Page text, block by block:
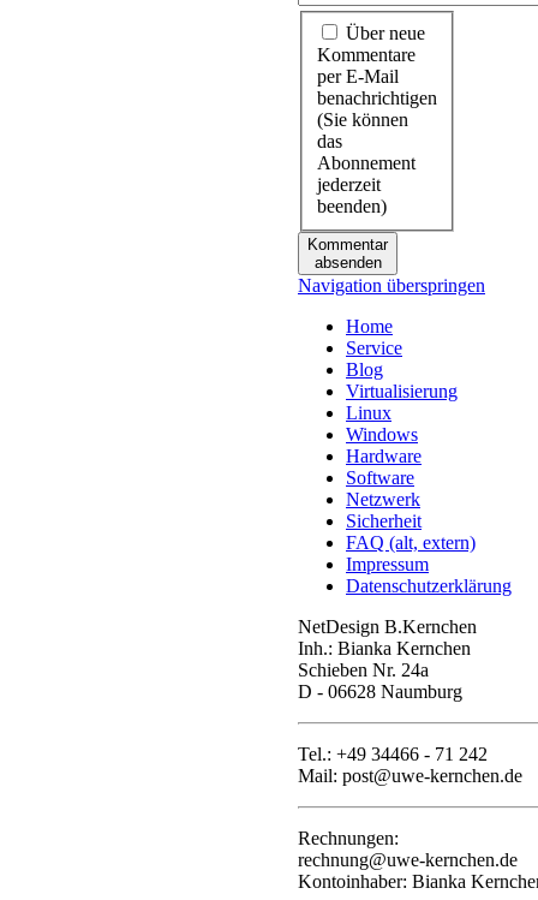
Über neue
Kommentare
per E-Mail
benachrichtigen
(Sie können
das
Abonnement
jederzeit
beenden)
Kommentar
absenden
Navigation überspringen
Home
Service
Blog
Virtualisierung
Linux
Windows
Hardware
Software
Netzwerk
Sicherheit
FAQ (alt, extern)
Impressum
Datenschutzerklärung
NetDesign B.Kernchen
Inh.: Bianka Kernchen
Schieben Nr. 24a
D - 06628 Naumburg
Tel.: +49 34466 - 71 242
Mail: post@uwe-kernchen.de
Rechnungen:
rechnung@uwe-kernchen.de
Kontoinhaber: Bianka